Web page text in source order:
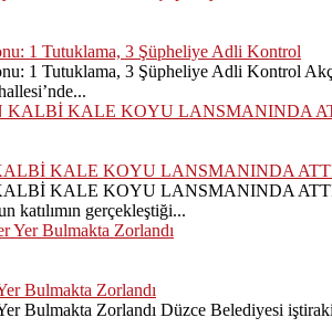
1 Tutuklama, 3 Şüpheliye Adli Kontrol
1 Tutuklama, 3 Şüpheliye Adli Kontrol
KALE KOYU LANSMANINDA
KALE KOYU LANSMANINDA ATTI
katılımın gerçekleştiği...
Bulmakta Zorlandı
Bulmakta Zorlandı Düzce Belediyesi